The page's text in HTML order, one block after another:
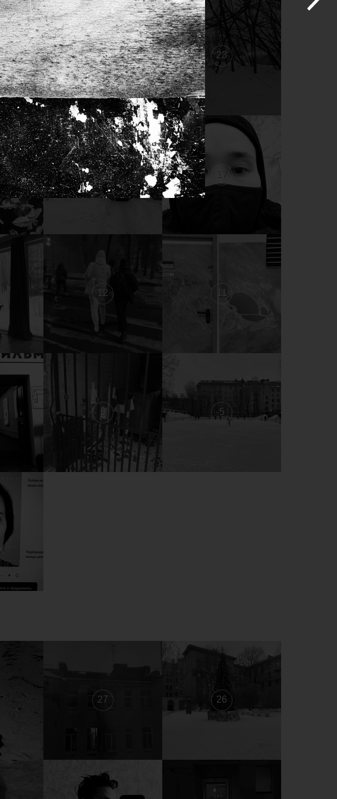
24 23
18 17
12 11
6 5
27 26